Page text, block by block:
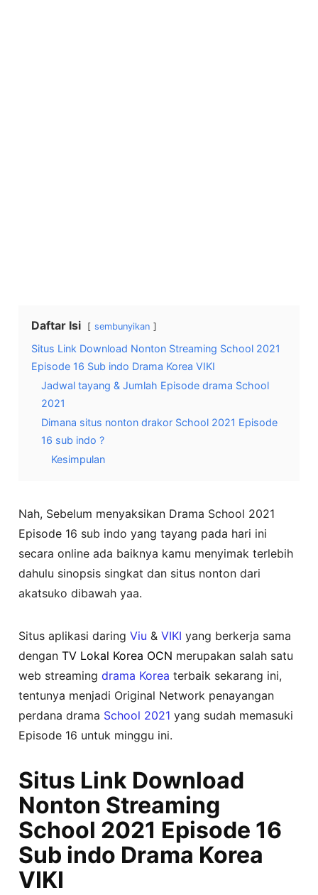
Daftar Isi sembunyikan
Situs Link Download Nonton Streaming School 2021
Episode 16 Sub indo Drama Korea VIKI
Jadwal tayang & Jumlah Episode drama School
2021
Dimana situs nonton drakor School 2021 Episode
16 sub indo ?
Kesimpulan
Nah, Sebelum menyaksikan Drama School 2021
Episode 16 sub indo yang tayang pada hari ini
secara online ada baiknya kamu menyimak terlebih
dahulu sinopsis singkat dan situs nonton dari
akatsuko dibawah yaa.
Situs aplikasi daringViu &VIKI yang berkerja sama
denganTV Lokal Korea OCN merupakan salah satu
web streamingdrama Korea terbaik sekarang ini,
tentunya menjadi Original Network penayangan
perdana drama School 2021 yang sudah memasuki
Episode 16 untuk minggu ini.
Situs Link Download
Nonton Streaming
School 2021 Episode 16
Sub indo Drama Korea
VIKI